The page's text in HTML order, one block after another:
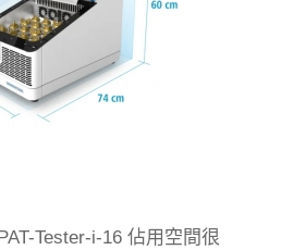
Tester-i-16 佔用空間很